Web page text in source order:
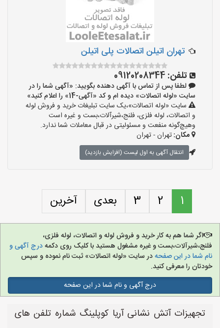
تهران اتیلن اتصالات پلی اتیلن
تلفن: 09120208344
لطفا پس از تماس با آگهی دهنده بگویید: «آگهی شما را در
سایت «لوله اتصالات» دیده ام و کد «آگهی-14» را اعلام کنید»
سایت «لوله اتصالات»،یک سایت تبلیغات خرید و فروش لوله
و اتصالات، لوله فلزی، فلنج،شیرآلات،بست و غیره است
وهیچ‌گونه منفعت و مسئولیتی در قبال معاملات شما ندارد.
مکان:تهران - تهران
انتقال آگهی به اول لیست (افزایش بازدید)
1
2
3 بعدی آخرین
اگر شما هم به کار خرید و فروش لوله و اتصالات، لوله فلزی،
فلنج،شیرآلات،بست و غیره مشغول هستید با کلیک روی دکمهدرج آگهی و
نام شما در این صفحهدر سایت «لوله اتصالات» ثبت نام نموده و سپس
خودتان را معرفی کنید.
درج آگهی و نام شما در این صفحه
تجهیزات آتش نشانی آریا کوپلینگ شماره تلفن های